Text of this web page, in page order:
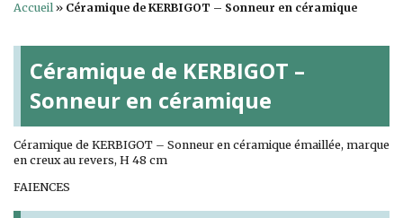
Accueil» Céramique de KERBIGOT – Sonneur en céramique
Céramique de KERBIGOT –
Sonneur en céramique
Céramique de KERBIGOT – Sonneur en céramique émaillée, marque
en creux au revers, H 48 cm
FAIENCES